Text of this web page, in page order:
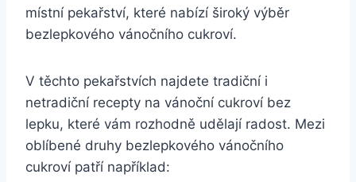
místní pekařství, které nabízí široký výběr
bezlepkového vánočního cukroví.
V těchto pekařstvích najdete tradiční i
netradiční recepty na vánoční cukroví bez
lepku, které vám rozhodně udělají radost. Mezi
oblíbené druhy bezlepkového vánočního
cukroví patří například: